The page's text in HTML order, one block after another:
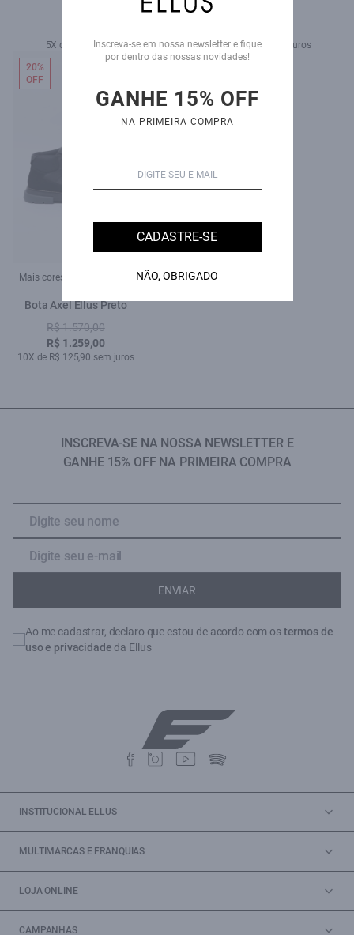
5X de R$ 113,80 sem juros 10X de R$ 108,90 sem juros
Mais cores:
Bota Axel Ellus Preto
R$ 1.570,00
R$ 1.259,00
10X de R$ 125,90 sem juros
20%
OFF
Inscreva-se em nossa newsletter e fique
por dentro das nossas novidades!
GANHE 15% OFF
NA PRIMEIRA COMPRA
CADASTRE-SE
NÃO, OBRIGADO
INSCREVA-SE NA NOSSA NEWSLETTER E
GANHE 15% OFF NA PRIMEIRA COMPRA
ENVIAR
Ao me cadastrar, declaro que estou de acordo com ostermos de
uso e privacidade da Ellus
INSTITUCIONAL ELLUS
MULTIMARCAS E FRANQUIAS
LOJA ONLINE
CAMPANHAS